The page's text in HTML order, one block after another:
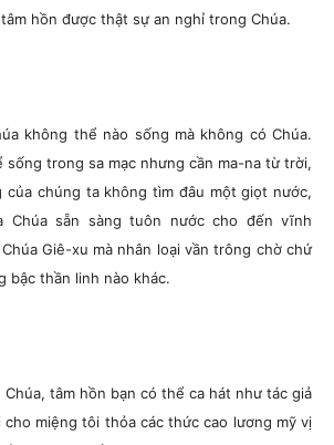
hồn được thật sự an nghỉ trong Chúa.
không thể nào sống mà không có Chúa.
sống trong sa mạc nhưng cần ma-na từ trời,
của chúng ta không tìm đâu một giọt nước,
Chúa sẵn sàng tuôn nước cho đến vĩnh
Giê-xu mà nhân loại vần trông chờ chứ
bậc thần linh nào khác.
Chúa, tâm hồn bạn có thể ca hát như tác giả
cho miệng tôi thỏa các thức cao lương mỹ vị